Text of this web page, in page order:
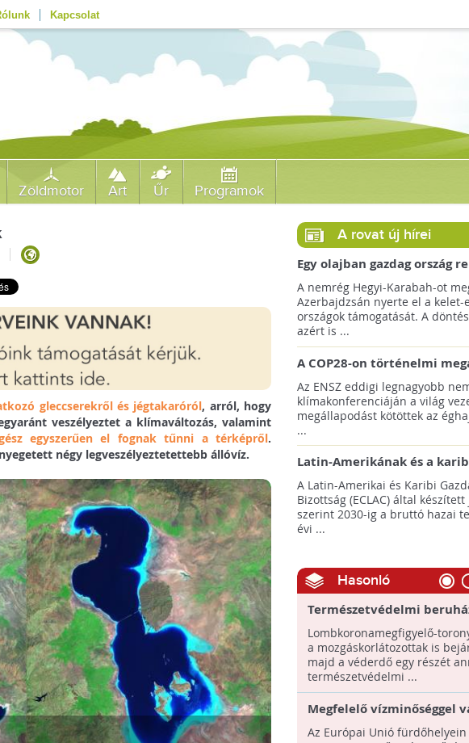
Kapcsolat
Zöldmotor Art Űr Programok
gleccserekről és jégtakaróról, arról, hogy
veszélyeztet a klímaváltozás, valamint
egyszerűen el fognak tűnni a térképről.
négy legveszélyeztetettebb állóvíz.
A rovat új hírei
Egy olajban gazdag ország
jövőre a COP29 klímacsúcsot
A nemrég Hegyi-Karabah-ot
Azerbajdzsán nyerte el a kelet-
országok támogatását. A
azért is ...
A COP28-on történelmi
született! - Összefoglaló az
klímacsúcsáról
Az ENSZ eddigi legnagyobb
klímakonferenciáján a világ
megállapodást kötöttek az
...
Latin-Amerikának és a
térségnek növelniük kell
az éghajlatvédelmi célok
A Latin-Amerikai és Karibi
Bizottság (ECLAC) által
szerint 2030-ig a bruttó hazai
évi ...
Hasonló
Természetvédelmi
indulnak a hévízi tónál
Lombkoronamegfigyelő-
a mozgáskorlátozottak is
majd a véderdő egy részét
természetvédelmi ...
Megfelelő vízminőséggel
nyaralókat Európa
Az Európai Unió